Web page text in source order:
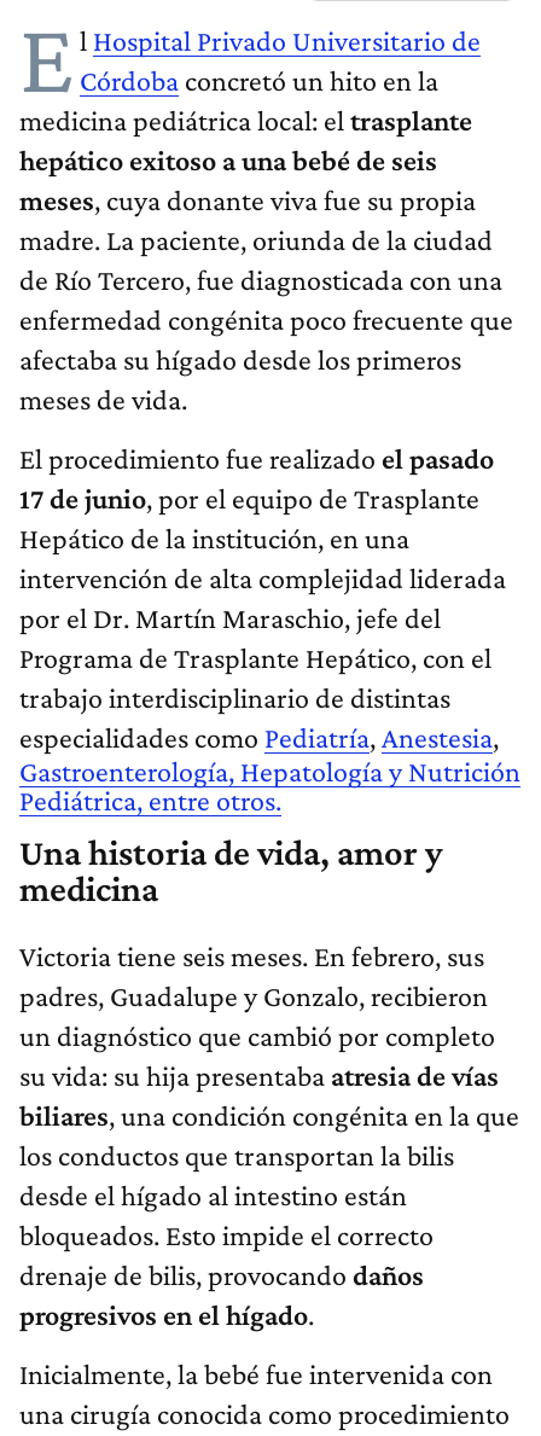
E l Hospital Privado Universitario de
Córdoba concretó un hito en la
medicina pediátrica local: el trasplante
hepático exitoso a una bebé de seis
meses, cuya donante viva fue su propia
madre. La paciente, oriunda de la ciudad
de Río Tercero, fue diagnosticada con una
enfermedad congénita poco frecuente que
afectaba su hígado desde los primeros
meses de vida.
El procedimiento fue realizado el pasado
17 de junio, por el equipo de Trasplante
Hepático de la institución, en una
intervención de alta complejidad liderada
por el Dr. Martín Maraschio, jefe del
Programa de Trasplante Hepático, con el
trabajo interdisciplinario de distintas
especialidades como Pediatría, Anestesia,
Gastroenterología, Hepatología y Nutrición
Pediátrica, entre otros.
Una historia de vida, amor y
medicina
Victoria tiene seis meses. En febrero, sus
padres, Guadalupe y Gonzalo, recibieron
un diagnóstico que cambió por completo
su vida: su hija presentaba atresia de vías
biliares, una condición congénita en la que
los conductos que transportan la bilis
desde el hígado al intestino están
bloqueados. Esto impide el correcto
drenaje de bilis, provocando daños
progresivos en el hígado.
Inicialmente, la bebé fue intervenida con
una cirugía conocida como procedimiento